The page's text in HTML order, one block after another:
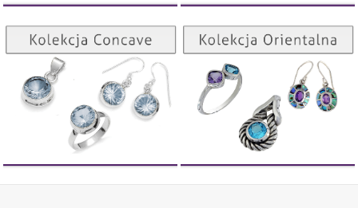
Kolekcja Concave
ZOBACZ
Kolekcja Orientalna
ZOBACZ